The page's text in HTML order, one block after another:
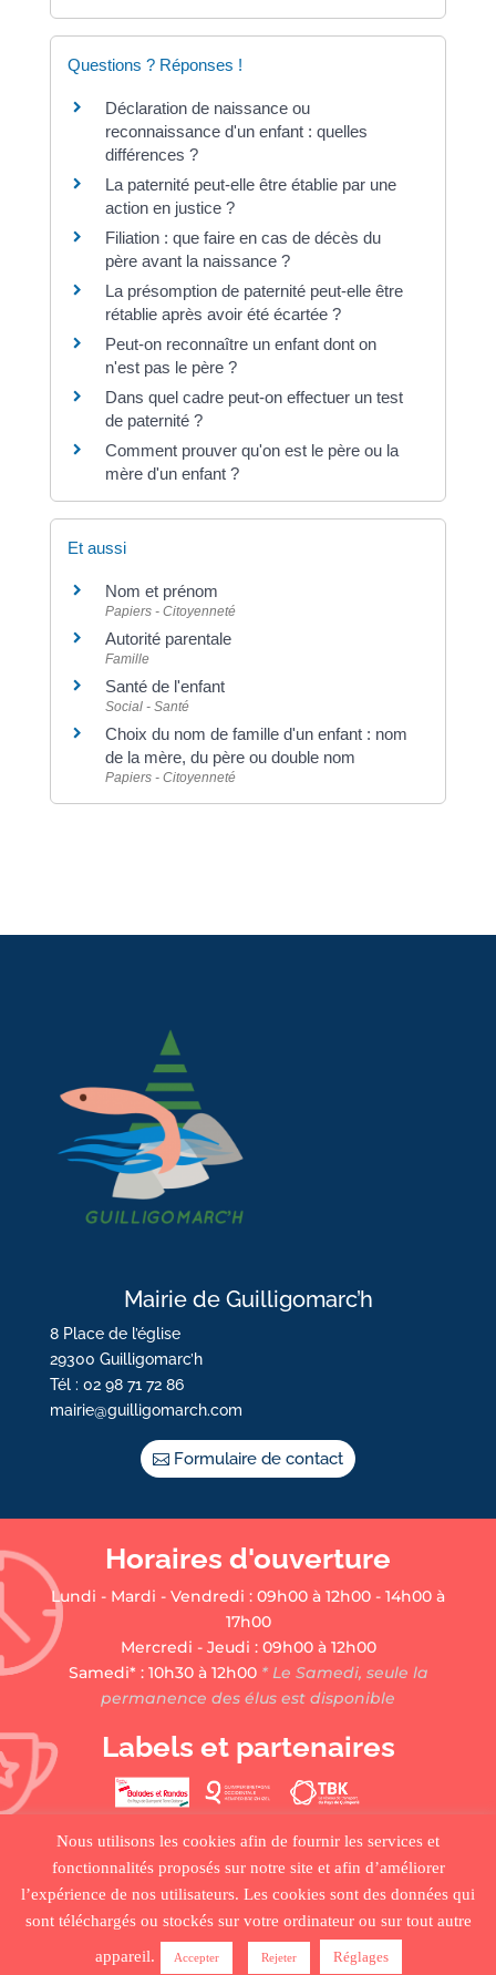
Questions ? Réponses !
Déclaration de naissance ou
reconnaissance d'un enfant : quelles
différences ?
La paternité peut-elle être établie par une
action en justice ?
Filiation : que faire en cas de décès du
père avant la naissance ?
La présomption de paternité peut-elle être
rétablie après avoir été écartée ?
Peut-on reconnaître un enfant dont on
n'est pas le père ?
Dans quel cadre peut-on effectuer un test
de paternité ?
Comment prouver qu'on est le père ou la
mère d'un enfant ?
Et aussi
Nom et prénom
Papiers - Citoyenneté
Autorité parentale
Famille
Santé de l'enfant
Social - Santé
Choix du nom de famille d'un enfant : nom
de la mère, du père ou double nom
Papiers - Citoyenneté
Mairie de Guilligomarc’h
8 Place de l’église
29300 Guilligomarc’h
Tél : 02 98 71 72 86
mairie@guilligomarch.com
Formulaire de contact
Horaires d'ouverture
Lundi - Mardi - Vendredi : 09h00 à 12h00 - 14h00 à
17h00
Mercredi - Jeudi : 09h00 à 12h00
Samedi* : 10h30 à 12h00* Le Samedi, seule la
permanence des élus est disponible
Labels et partenaires
PLAN DU SITE•MENTIONS LÉGALES •
CRÉDITS•
Nous utilisons les cookies afin de fournir les services et
fonctionnalités proposés sur notre site et afin d’améliorer
l’expérience de nos utilisateurs. Les cookies sont des données qui
sont téléchargés ou stockés sur votre ordinateur ou sur tout autre
appareil.
Accepter Rejeter Réglages